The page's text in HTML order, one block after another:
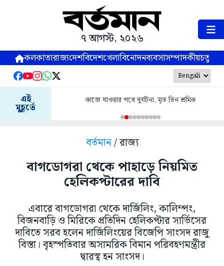
৭ আগস্ট, ২০২৬
কলকাতারাজ্যদেশবিদেশখেলাবিনোদনব্যবসাসম্পাদকীয়
এই
মুহূর্তে
কাজে যাওয়ার পথে দুর্ঘটনা, মৃত তিন শ্রমিক
বর্তমান/ রাজ্য
বাগডোগরা থেকে পাহাড়ে নিয়মিত
হেলিকপ্টারের দাবি
এবারে বাগডোগরা থেকে দার্জিলিং, কালিম্পং,
বিজনবাড়ি ও মিরিকে প্রতিদিন হেলিকপ্টার সার্ভিসের
দাবিতে সরব হলেন দার্জিলিংয়ের বিজেপি সাংসদ রাজু
বিস্তা। বৃহস্পতিবার অসামরিক বিমান পরিবহণমন্ত্রীর
দ্বারস্থ হন সাংসদ।